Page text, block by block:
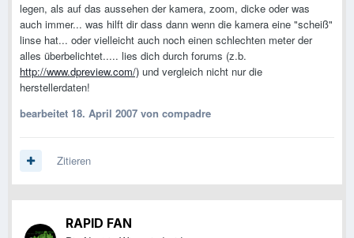
legen, als auf das aussehen der kamera, zoom, dicke oder was
auch immer... was hilft dir dass dann wenn die kamera eine "scheiß"
linse hat... oder vielleicht auch noch einen schlechten meter der
alles überbelichtet..... lies dich durch forums (z.b.
http://www.dpreview.com/) und vergleich nicht nur die
herstellerdaten!
bearbeitet 18. April 2007 von compadre
Zitieren
RAPID FAN